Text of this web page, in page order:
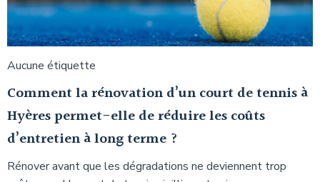
Aucune étiquette
Comment la rénovation d’un court de tennis à
Hyères permet-elle de réduire les coûts
d’entretien à long terme ?
Rénover avant que les dégradations ne deviennent trop